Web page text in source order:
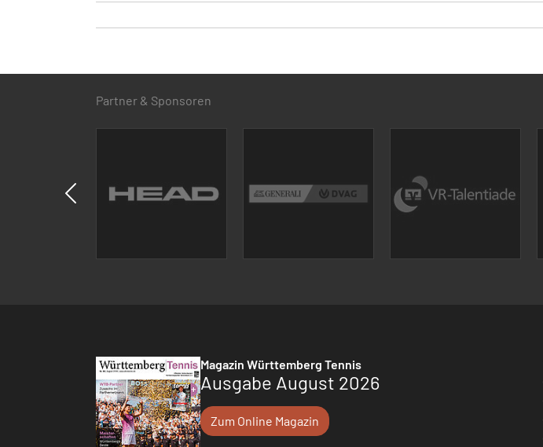
Partner & Sponsoren
Magazin Württemberg Tennis
Ausgabe August 2026
Zum Online Magazin